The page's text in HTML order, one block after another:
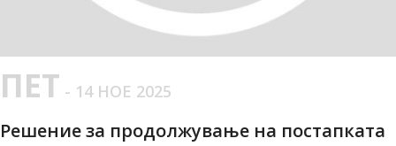
ПЕТ - 14 НОЕ 2025
Решение за продолжување на постапката